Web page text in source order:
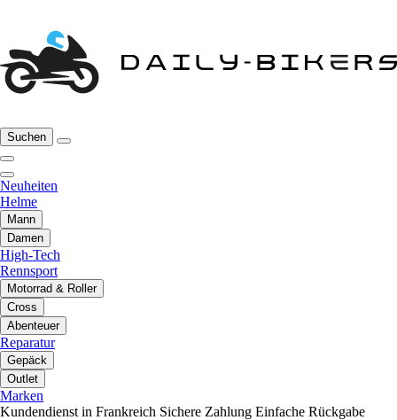
Suchen
Neuheiten
Helme
Mann
Damen
High-Tech
Rennsport
Motorrad & Roller
Cross
Abenteuer
Reparatur
Gepäck
Outlet
Marken
Kundendienst in Frankreich Sichere Zahlung Einfache Rückgabe